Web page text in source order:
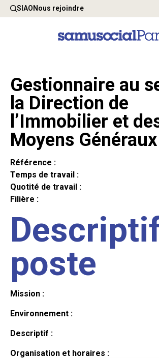
SIAONous rejoindre
Gestionnaire au
la Direction de
l’Immobilier et
Moyens
Référence :
Temps de travail :
Quotité de travail :
Filière :
poste
Mission :
Environnement :
Descriptif :
Organisation et horaires :